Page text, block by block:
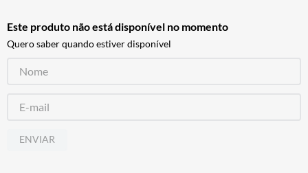
Este produto não está disponível no momento
Quero saber quando estiver disponível
ENVIAR